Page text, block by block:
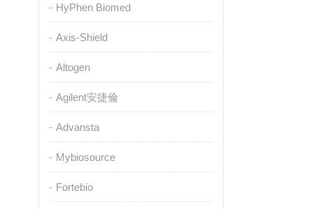
HyPhen Biomed
Axis-Shield
Altogen
Agilent安捷倫
Advansta
Mybiosource
Fortebio